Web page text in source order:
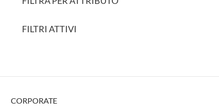
FILTRI ATTIVI
CORPORATE